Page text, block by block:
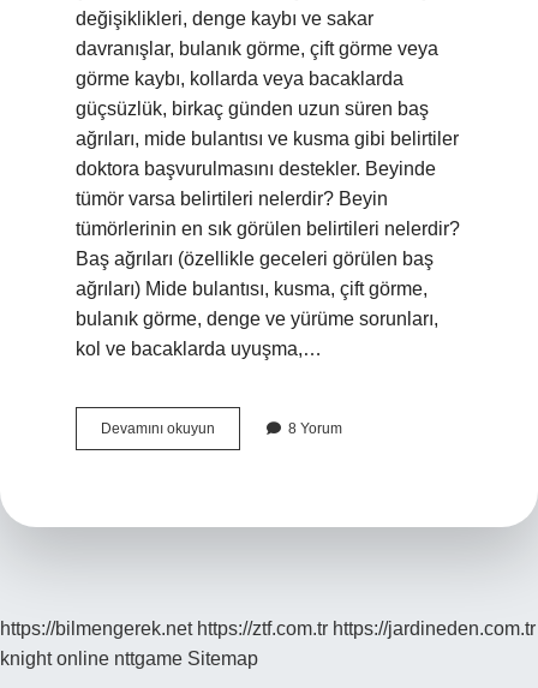
değişiklikleri, denge kaybı ve sakar
davranışlar, bulanık görme, çift görme veya
görme kaybı, kollarda veya bacaklarda
güçsüzlük, birkaç günden uzun süren baş
ağrıları, mide bulantısı ve kusma gibi belirtiler
doktora başvurulmasını destekler. Beyinde
tümör varsa belirtileri nelerdir? Beyin
tümörlerinin en sık görülen belirtileri nelerdir?
Baş ağrıları (özellikle geceleri görülen baş
ağrıları) Mide bulantısı, kusma, çift görme,
bulanık görme, denge ve yürüme sorunları,
kol ve bacaklarda uyuşma,…
Devamını okuyun
Tümörü
8 Yorum
https://bilmengerek.net https://ztf.com.tr https://jardineden.com.tr
knight online nttgame Sitemap